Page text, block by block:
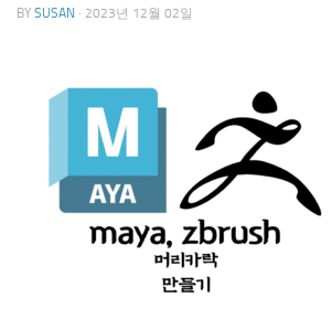
BY SUSAN · 2023년 12월 02일